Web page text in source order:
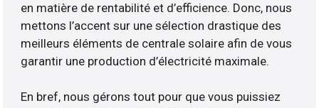
en matière de rentabilité et d’efficience. Donc, nous
mettons l’accent sur une sélection drastique des
meilleurs éléments de centrale solaire afin de vous
garantir une production d’électricité maximale.
En bref, nous gérons tout pour que vous puissiez